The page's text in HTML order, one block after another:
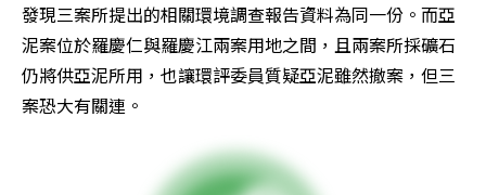
發現三案所提出的相關環境調查報告資料為同一份。而亞
泥案位於羅慶仁與羅慶江兩案用地之間，且兩案所採礦石
仍將供亞泥所用，也讓環評委員質疑亞泥雖然撤案，但三
案恐大有關連。